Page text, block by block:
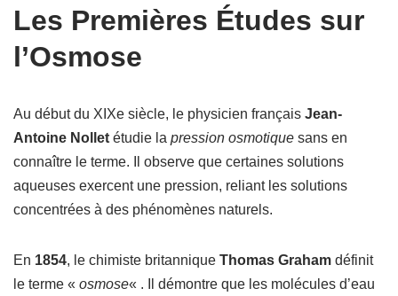
Les Premières Études sur
l’Osmose
Au début du XIXe siècle, le physicien français Jean-
Antoine Nollet étudie la pression osmotique sans en
connaître le terme. Il observe que certaines solutions
aqueuses exercent une pression, reliant les solutions
concentrées à des phénomènes naturels.
En 1854, le chimiste britannique Thomas Graham définit
le terme « osmose« . Il démontre que les molécules d’eau